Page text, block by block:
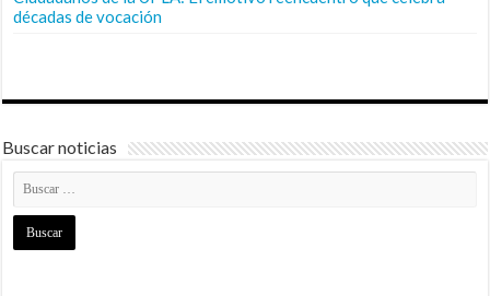
décadas de vocación
Buscar noticias